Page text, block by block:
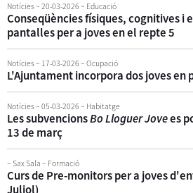
Notícies~ 20-03-2026 ~ Educació
Conseqüències físiques, cognitives i
pantalles per a joves en el repte 5
Notícies~ 17-03-2026 ~ Ocupació
L'Ajuntament incorpora dos joves en
Notícies~ 05-03-2026 ~ Habitatge
Les subvencionsBo Lloguer Jovees
13 de març
~ Sax Sala ~ Formació
Curs de Pre-monitors per a joves
Juliol)